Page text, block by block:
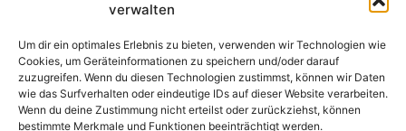
verwalten
Um dir ein optimales Erlebnis zu bieten, verwenden wir Technologien wie
Cookies, um Geräteinformationen zu speichern und/oder darauf
zuzugreifen. Wenn du diesen Technologien zustimmst, können wir Daten
wie das Surfverhalten oder eindeutige IDs auf dieser Website verarbeiten.
Wenn du deine Zustimmung nicht erteilst oder zurückziehst, können
bestimmte Merkmale und Funktionen beeinträchtigt werden.
Pilzseite
Seltene Pilze aus
Mainfranken und
Deutschland